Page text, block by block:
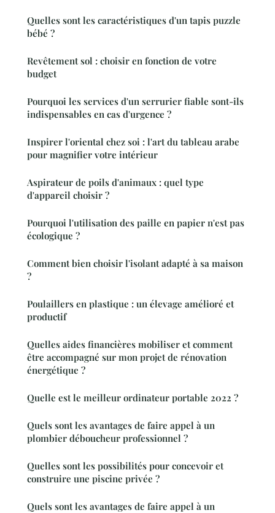
Quelles sont les caractéristiques d'un tapis puzzle
bébé ?
Revêtement sol : choisir en fonction de votre
budget
Pourquoi les services d'un serrurier fiable sont-ils
indispensables en cas d'urgence ?
Inspirer l'oriental chez soi : l'art du tableau arabe
pour magnifier votre intérieur
Aspirateur de poils d'animaux : quel type
d'appareil choisir ?
Pourquoi l'utilisation des paille en papier n'est pas
écologique ?
Comment bien choisir l'isolant adapté à sa maison
?
Poulaillers en plastique : un élevage amélioré et
productif
Quelles aides financières mobiliser et comment
être accompagné sur mon projet de rénovation
énergétique ?
Quelle est le meilleur ordinateur portable 2022 ?
Quels sont les avantages de faire appel à un
plombier déboucheur professionnel ?
Quelles sont les possibilités pour concevoir et
construire une piscine privée ?
Quels sont les avantages de faire appel à un